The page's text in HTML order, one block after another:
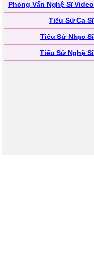
Phỏng Vấn Nghệ Sĩ Video
Tiểu Sử Ca Sĩ
Tiểu Sử Nhạc Sĩ
Tiểu Sử Nghệ Sĩ